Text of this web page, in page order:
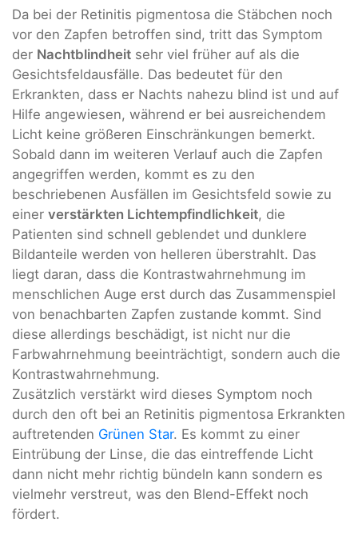
Da bei der Retinitis pigmentosa die Stäbchen noch
vor den Zapfen betroffen sind, tritt das Symptom
der Nachtblindheit sehr viel früher auf als die
Gesichtsfeldausfälle. Das bedeutet für den
Erkrankten, dass er Nachts nahezu blind ist und auf
Hilfe angewiesen, während er bei ausreichendem
Licht keine größeren Einschränkungen bemerkt.
Sobald dann im weiteren Verlauf auch die Zapfen
angegriffen werden, kommt es zu den
beschriebenen Ausfällen im Gesichtsfeld sowie zu
einer verstärkten Lichtempfindlichkeit, die
Patienten sind schnell geblendet und dunklere
Bildanteile werden von helleren überstrahlt. Das
liegt daran, dass die Kontrastwahrnehmung im
menschlichen Auge erst durch das Zusammenspiel
von benachbarten Zapfen zustande kommt. Sind
diese allerdings beschädigt, ist nicht nur die
Farbwahrnehmung beeinträchtigt, sondern auch die
Kontrastwahrnehmung.
Zusätzlich verstärkt wird dieses Symptom noch
durch den oft bei an Retinitis pigmentosa Erkrankten
auftretenden Grünen Star. Es kommt zu einer
Eintrübung der Linse, die das eintreffende Licht
dann nicht mehr richtig bündeln kann sondern es
vielmehr verstreut, was den Blend-Effekt noch
fördert.